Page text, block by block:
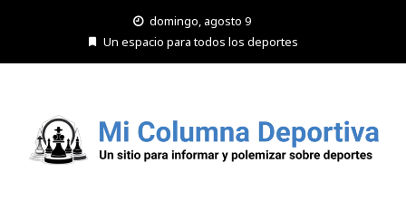
domingo, agosto 9
Un espacio para todos los deportes